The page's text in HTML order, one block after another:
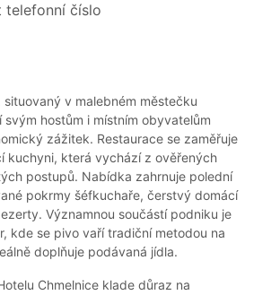
telefonní číslo
situovaný v malebném městečku
svým hostům i místním obyvatelům
zážitek. Restaurace se zaměřuje
kuchyni, která vychází z ověřených
postupů. Nabídka zahrnuje polední
pokrmy šéfkuchaře, čerstvý domácí
Významnou součástí podniku je
kde se pivo vaří tradiční metodou na
doplňuje podávaná jídla.
Chmelnice klade důraz na